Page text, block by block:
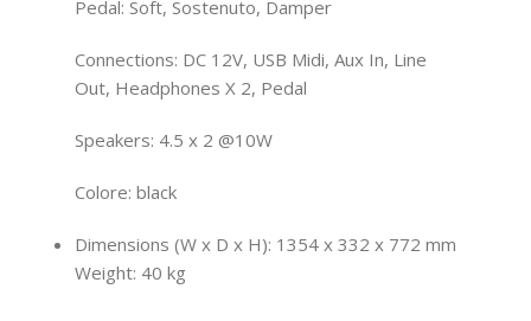
Pedal: Soft, Sostenuto, Damper
Connections: DC 12V, USB Midi, Aux In, Line
Out, Headphones X 2, Pedal
Speakers: 4.5 x 2 @10W
Colore: black
Dimensions (W x D x H): 1354 x 332 x 772 mm
Weight: 40 kg